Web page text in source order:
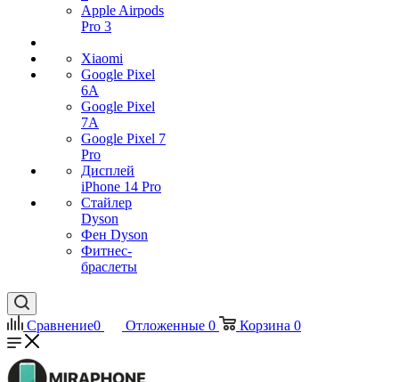
Apple Airpods
Pro 3
Xiaomi
Google Pixel
6A
Google Pixel
7А
Google Pixel 7
Pro
Дисплей
iPhone 14 Pro
Стайлер
Dyson
Фен Dyson
Фитнес-
браслеты
Сравнение0 Отложенные 0 Корзина 0